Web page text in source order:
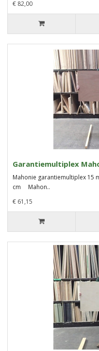
€ 82,00
Garantiemultiplex
Mahonie garantiemultiplex 15
cm Mahon..
€ 61,15